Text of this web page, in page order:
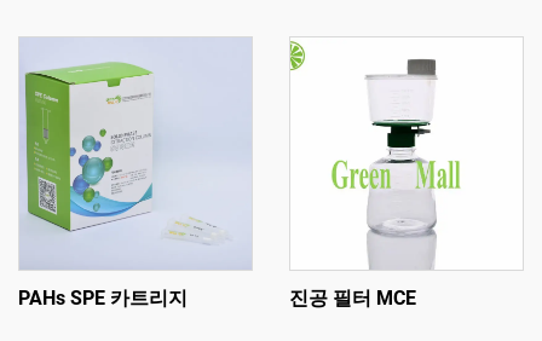
PAHs SPE 카트리지 진공 필터 MCE